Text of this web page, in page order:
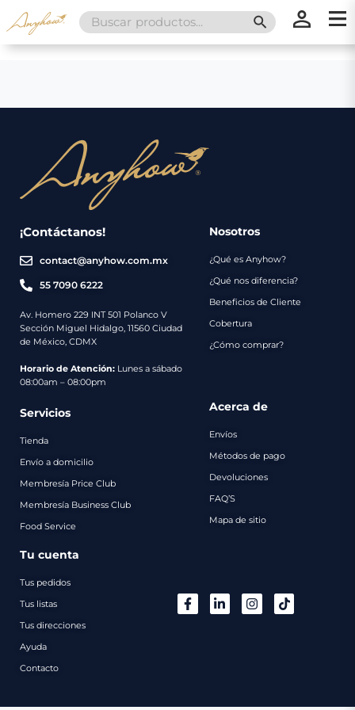
Search
for:
SEARCH
¡Contáctanos!
contact@anyhow.com.mx
55 7090 6222
Av. Homero 229 INT 501 Polanco V
Sección Miguel Hidalgo, 11560 Ciudad
de México, CDMX
Horario de Atención: Lunes a sábado
08:00am – 08:00pm
Nosotros
¿Qué es Anyhow?
¿Qué nos diferencia?
Beneficios de Cliente
Cobertura
¿Cómo comprar?
Servicios
Tienda
Envío a domicilio
Membresía Price Club
Membresía Business Club
Food Service
Acerca de
Envíos
Métodos de pago
Devoluciones
FAQ’S
Mapa de sitio
Tu cuenta
Tus pedidos
Tus listas
Tus direcciones
Ayuda
Contacto
Nosotros
Servicios
Envíos
Métodos
de
Catálogo
Regalos
Contacto